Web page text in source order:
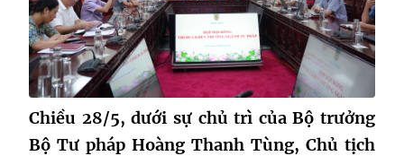
Chiều 28/5, dưới sự chủ trì của Bộ trưởng
Bộ Tư pháp Hoàng Thanh Tùng, Chủ tịch